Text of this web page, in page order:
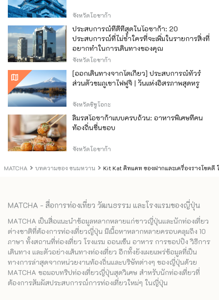
MATCHA บทความของ ขนมหวาน Kit Kat คิทแคท ของฝากและเครื่องรางโชค
จังหวัดโอซาก้า
ประสบการณ์ที่ดีที่สุดในโอซาก้า: 20
ประสบการณ์ที่ไม่ซ้ำใครที่จะเพิ่มในรายการสิ่งที่
อยากทำในการเดินทางของคุณ
จังหวัดโอซาก้า
[ออกเดินทางจากโตเกียว] ประสบการณ์ทัวร์
ส่วนตัวชมภูเขาไฟฟูจิ | วันแห่งอิสรภาพสุดหรู
จังหวัดชิซูโอกะ
ลิ้มรสโอซาก้าแบบครบถ้วน: อาหารพิเศษที่คน
ท้องถิ่นชื่นชอบ
จังหวัดโอซาก้า
MATCHA - สื่อการท่องเที่ยว วัฒนธรรม และโรงแรมของญี่ปุ่น
MATCHA เป็นสื่อแนะนำข้อมูลหลากหลายแก่ชาวญี่ปุ่นและนักท่องเที่ยว
ต่างชาติที่ต้องการท่องเที่ยวญี่ปุ่น มีเนื้อหาหลากหลายครอบคลุมถึง 10
ภาษา ทั้งสถานที่ท่องเที่ยว โรงแรม ออนเซ็น อาหาร การชอปปิง วิธีการ
เดินทาง และตัวอย่างเส้นทางท่องเที่ยว อีกทั้งยังเผยแพร่ข้อมูลที่เป็น
ทางการล่าสุดจากหน่วยงานท้องถิ่นและบริษัทต่างๆ ของญี่ปุ่นด้วย
MATCHA ขอมอบทริปท่องเที่ยวญี่ปุ่นสุดวิเศษ สำหรับนักท่องเที่ยวที่
ต้องการสัมผัสประสบการณ์การท่องเที่ยวใหม่ๆ ในญี่ปุ่น